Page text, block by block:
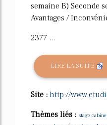
semaine B) Seconde
Avantages /
2377 ...
LIRE LA SUITE
Site : http://
Thèmes liés : stage